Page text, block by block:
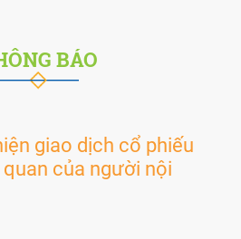
BÁO
giao dịch cổ phiếu
của người nội